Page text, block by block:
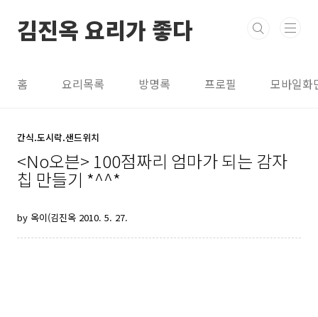
김진옥 요리가 좋다
홈 요리목록 방명록 프로필 모바일화
간식.도시락.샌드위치
<No오븐> 100점짜리 엄마가 되는 감자
칩 만들기 *^^*
by 옥이(김진옥 2010. 5. 27.